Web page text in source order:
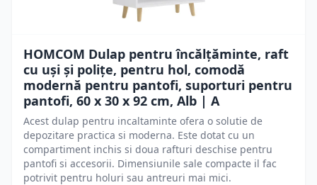
HOMCOM Dulap pentru încălțăminte, raft
cu uși și polițe, pentru hol, comodă
modernă pentru pantofi, suporturi pentru
pantofi, 60 x 30 x 92 cm, Alb | A
Acest dulap pentru incaltaminte ofera o solutie de
depozitare practica si moderna. Este dotat cu un
compartiment inchis si doua rafturi deschise pentru
pantofi si accesorii. Dimensiunile sale compacte il fac
potrivit pentru holuri sau antreuri mai mici.